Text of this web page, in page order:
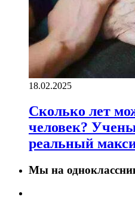
18.02.2025
Сколько лет
человек?
реальный
Мы на